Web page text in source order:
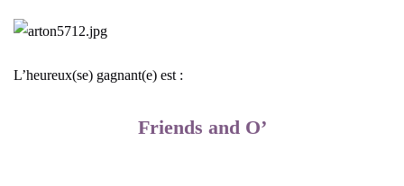
L’heureux(se) gagnant(e) est :
Friends and O’